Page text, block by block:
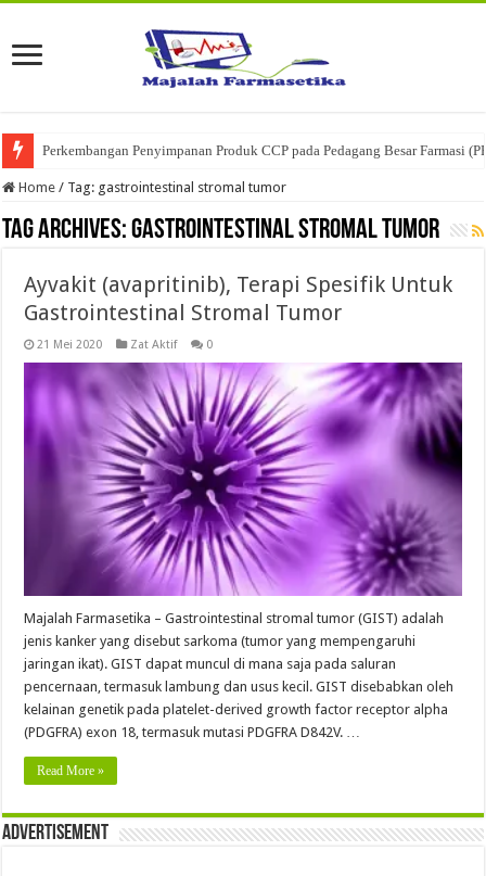
Perkembangan Penyimpanan Produk CCP pada Pedagang Besar Farmasi
Home / Tag: gastrointestinal stromal tumor
Tag Archives:gastrointestinal stromal tumor
Ayvakit (avapritinib), Terapi Spesifik Untuk
Gastrointestinal Stromal Tumor
21 Mei 2020 Zat Aktif 0
Majalah Farmasetika – Gastrointestinal stromal tumor (GIST) adalah
jenis kanker yang disebut sarkoma (tumor yang mempengaruhi
jaringan ikat). GIST dapat muncul di mana saja pada saluran
pencernaan, termasuk lambung dan usus kecil. GIST disebabkan oleh
kelainan genetik pada platelet-derived growth factor receptor alpha
(PDGFRA) exon 18, termasuk mutasi PDGFRA D842V. …
Read More »
Advertisement